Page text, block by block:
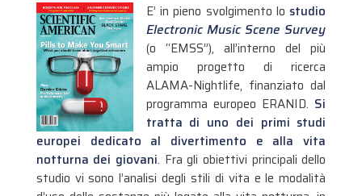
E’ in pieno svolgimento lo studio
Electronic Music Scene Survey
(o “EMSS”), all’interno del più
ampio progetto di ricerca
ALAMA-Nightlife, finanziato dal
programma europeo ERANID. Si
tratta di uno dei primi studi
europei dedicato al divertimento e alla vita
notturna dei giovani. Fra gli obiettivi principali dello
studio vi sono l’analisi degli stili di vita e le modalità